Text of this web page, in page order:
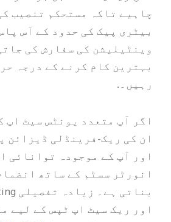
چاہیے تاکہ مستحکم تنصیب
بیٹری پیک کی حدود کے آس
وینٹیلیشن کی سفارش کی
بہترین کام کرنے کے درجہ
رہیں۔.
اگر آپ متعدد یونٹس سیٹ اپ
ان کی ریک-فرینڈلی ڈیزائن
اور آپ کے موجودہ توانائی
انورٹر سسٹم کے ساتھ
اور ریک سیٹ اپ ٹپس کے لیے